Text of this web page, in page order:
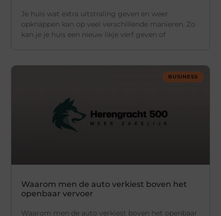
Je huis wat extra uitstraling geven en weer
opknappen kan op veel verschillende manieren. Zo
kan je je huis een nieuw likje verf geven of
BUSINESS
Waarom men de auto verkiest boven het
openbaar vervoer
Waarom men de auto verkiest boven het openbaar